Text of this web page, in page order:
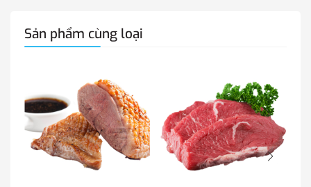
Sản phẩm cùng loại